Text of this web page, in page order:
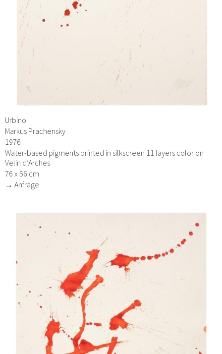
Urbino
Markus Prachensky
1976
Water-based pigments printed in silkscreen 11 layers color on
Velin d’Arches
76 x 56 cm
→ Anfrage